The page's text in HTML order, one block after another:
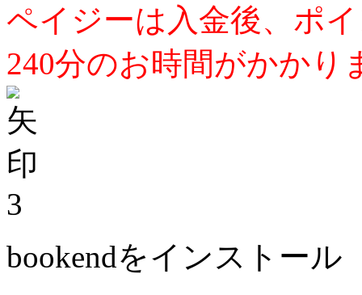
ペイジーは入金後、ポ
240分のお時間がかかり
3
bookendをインストール